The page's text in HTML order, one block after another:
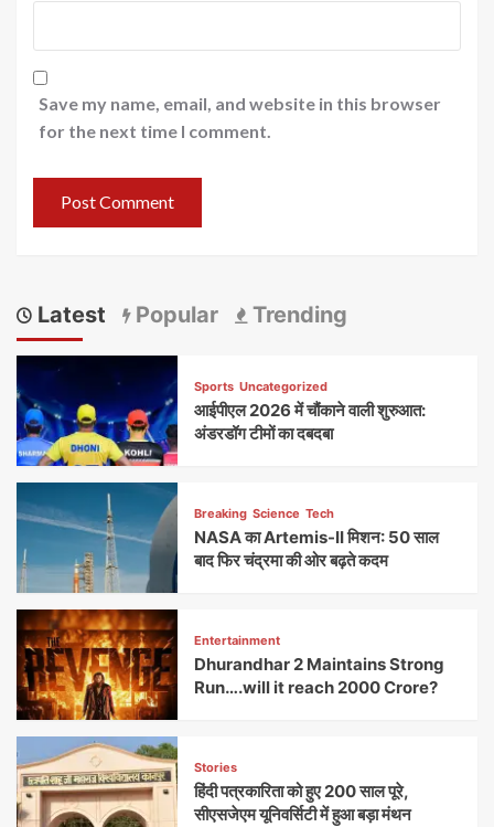
Save my name, email, and website in this browser
for the next time I comment.
Latest Popular Trending
Sports Uncategorized
आईपीएल 2026 में चौंकाने वाली शुरुआत:
अंडरडॉग टीमों का दबदबा
Breaking Science Tech
NASA का Artemis-II मिशन: 50 साल
बाद फिर चंद्रमा की ओर बढ़ते कदम
Entertainment
Dhurandhar 2 Maintains Strong
Run….will it reach 2000 Crore?
Stories
हिंदी पत्रकारिता को हुए 200 साल पूरे,
सीएसजेएम यूनिवर्सिटी में हुआ बड़ा मंथन